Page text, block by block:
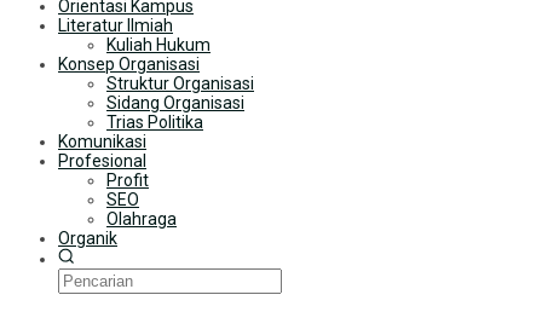
Orientasi Kampus
Literatur Ilmiah
Kuliah Hukum
Konsep Organisasi
Struktur Organisasi
Sidang Organisasi
Trias Politika
Komunikasi
Profesional
Profit
SEO
Olahraga
Organik